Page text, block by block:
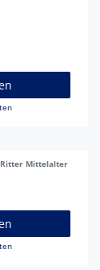
Mittelalter